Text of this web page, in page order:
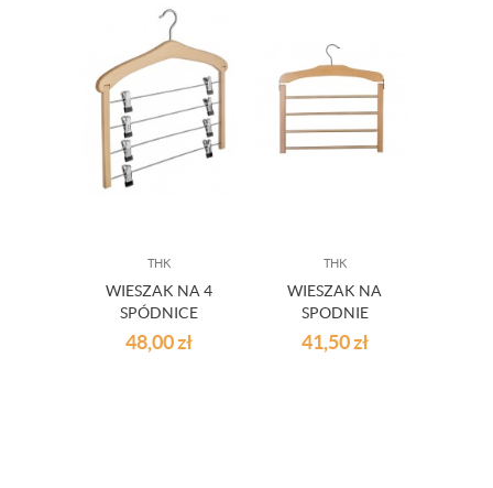
THK
WIESZAK NA 4
SPÓDNICE
48,00zł
THK
WIESZAK NA
SPODNIE
41,50zł